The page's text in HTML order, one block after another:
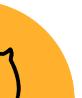
sobre
hasta Los
Biológicas
Clínica o Caja